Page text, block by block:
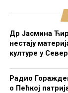
Др Јасмина
нестају
културе у
Радио
о Пећкој